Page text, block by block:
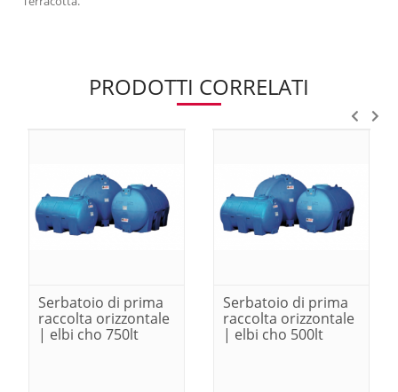
PRODOTTI CORRELATI
Serbatoio di prima
raccolta orizzontale
| elbi cho 750lt
Serbatoio di prima
raccolta orizzontale
| elbi cho 500lt